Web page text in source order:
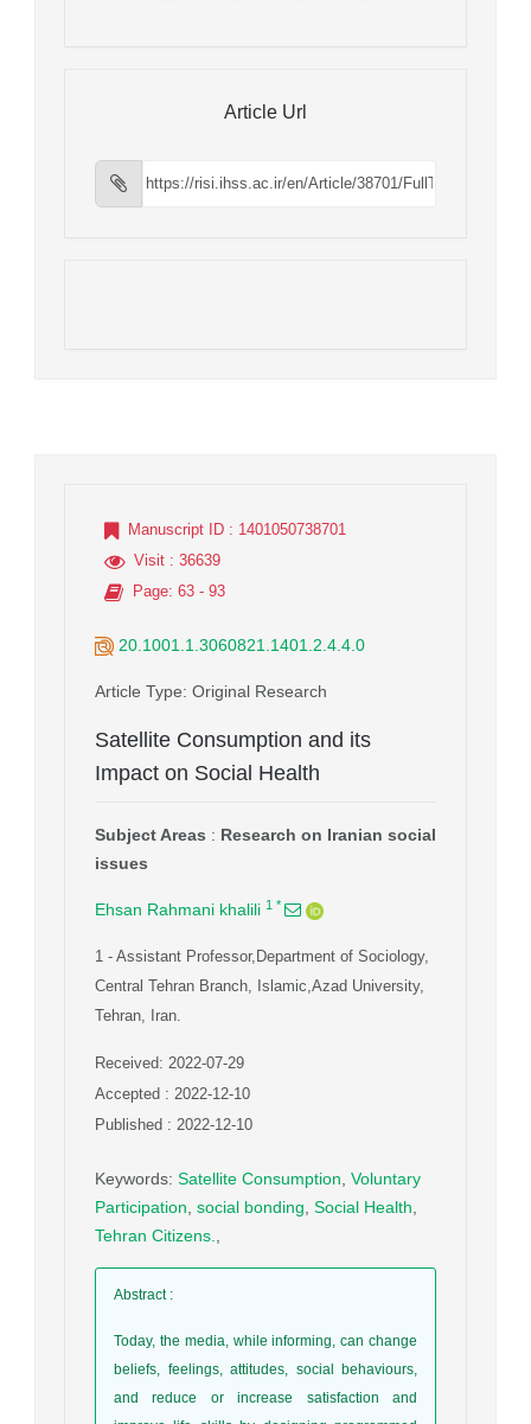
Article Url
Manuscript ID : 1401050738701
Visit : 36639
Page: 63 - 93
20.1001.1.3060821.1401.2.4.4.0
Article Type: Original Research
Satellite Consumption and its
Impact on Social Health
Subject Areas : Research on Iranian social
issues
Ehsan Rahmani khalili 1 *
1 - Assistant Professor,Department of Sociology,
Central Tehran Branch, Islamic,Azad University,
Tehran, Iran.
Received: 2022-07-29
Accepted : 2022-12-10
Published : 2022-12-10
Keywords: Satellite Consumption Voluntary
Participation social bonding Social Health
Tehran Citizens.
Abstract:
Today, the media, while informing, can change
beliefs, feelings, attitudes, social behaviours,
and reduce or increase satisfaction and